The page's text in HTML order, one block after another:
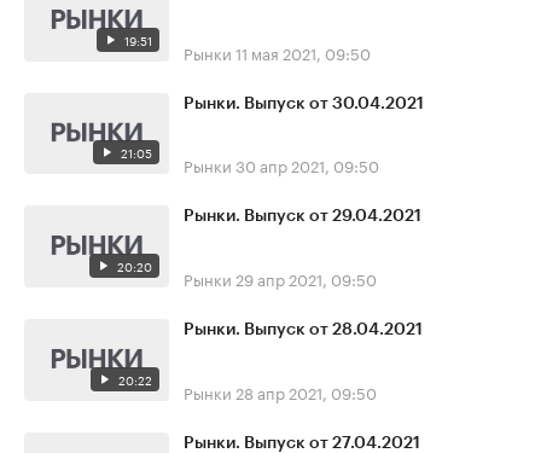
19:51 Рынки 11 мая 2021, 09:50
21:05
Рынки. Выпуск от 30.04.2021
Рынки 30 апр 2021, 09:50
20:20
Рынки. Выпуск от 29.04.2021
Рынки 29 апр 2021, 09:50
20:22
Рынки. Выпуск от 28.04.2021
Рынки 28 апр 2021, 09:50
Рынки. Выпуск от 27.04.2021